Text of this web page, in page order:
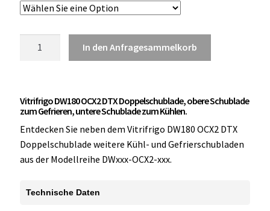
Konfigurator
Kontakt
Doppelschubladenkühler
gefrieren
/
kühlen
Menge
In den Anfragesammelkorb
Vitrifrigo DW180 OCX2 DTX Doppelschublade, obere Schublade
zum Gefrieren, untere Schublade zum Kühlen.
Entdecken Sie neben dem Vitrifrigo DW180 OCX2 DTX
Doppelschublade weitere Kühl- und Gefrierschubladen
aus der Modellreihe DWxxx-OCX2-xxx.
Technische Daten